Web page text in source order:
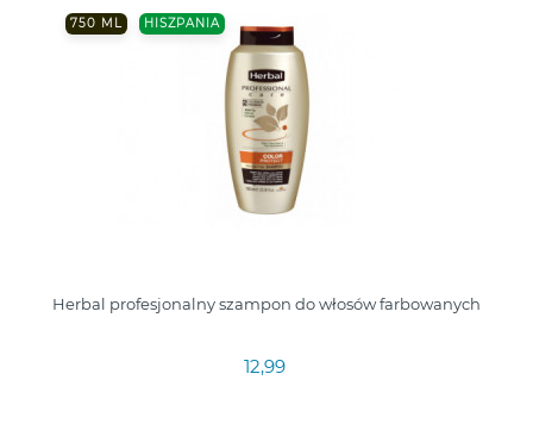
750 ML HISZPANIA
Herbal profesjonalny szampon do włosów farbowanych
12,99